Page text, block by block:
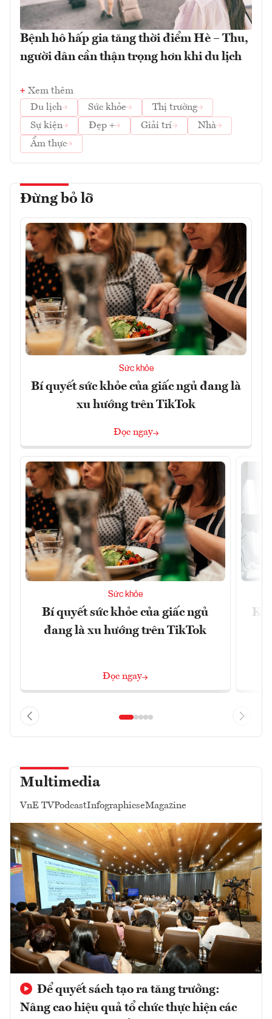
Bệnh hô hấp gia tăng thời điểm Hè – Thu,
người dân cần thận trọng hơn khi du lịch
Xem thêm
Du lịch
Sức khỏe
Thị trường
Sự kiện
Đẹp + Giải trí
Nhà
Ẩm thực
Đừng bỏ lỡ
Sức khỏe
Bí quyết sức khỏe của giấc ngủ đang là
xu hướng trên TikTok
Đọc ngay
Sức khỏe
Bí quyết sức khỏe của giấc ngủ
đang là xu hướng trên TikTok
Đọc ngay
Multimedia
VnE TVPodcastInfographicseMagazine
Để quyết sách tạo ra tăng trưởng:
Nâng cao hiệu quả tổ chức thực hiện các